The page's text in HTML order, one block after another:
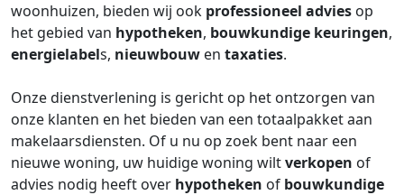
woonhuizen, bieden wij ook professioneel advies op
het gebied van hypotheken, bouwkundige keuringen,
energielabels, nieuwbouw en taxaties.
Onze dienstverlening is gericht op het ontzorgen van
onze klanten en het bieden van een totaalpakket aan
makelaarsdiensten. Of u nu op zoek bent naar een
nieuwe woning, uw huidige woning wiltverkopen of
advies nodig heeft over hypotheken of bouwkundige